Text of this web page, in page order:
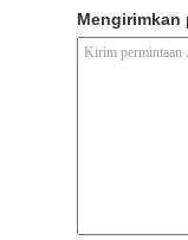
Mengirimkan